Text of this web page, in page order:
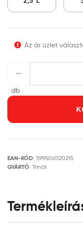
Az ár üzlet
db
EAN-KÓD: 5995061120215
GYÁRTÓ: Trinát